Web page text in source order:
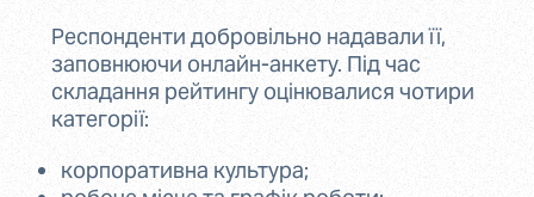
Респонденти добровільно надавали її,
заповнюючи онлайн-анкету. Під час
складання рейтингу оцінювалися чотири
категорії:
корпоративна культура;